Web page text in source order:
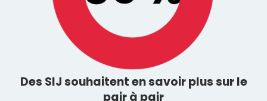
Des SIJ souhaitent en savoir plus sur le
pair à pair